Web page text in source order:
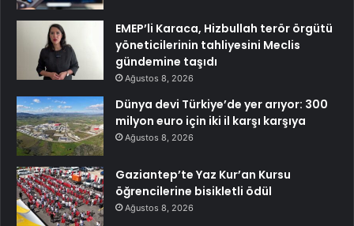
EMEP’li Karaca, Hizbullah terör örgütü
yöneticilerinin tahliyesini Meclis
gündemine taşıdı
Ağustos 8, 2026
Dünya devi Türkiye’de yer arıyor: 300
milyon euro için iki il karşı karşıya
Ağustos 8, 2026
Gaziantep’te Yaz Kur’an Kursu
öğrencilerine bisikletli ödül
Ağustos 8, 2026